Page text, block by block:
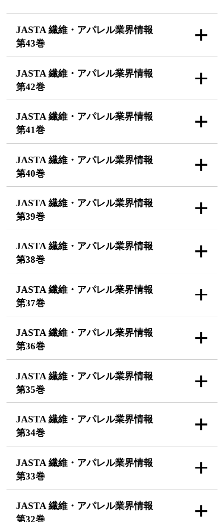
JASTA 繊維・アパレル業界情報
第43巻
JASTA 繊維・アパレル業界情報
第42巻
JASTA 繊維・アパレル業界情報
第41巻
JASTA 繊維・アパレル業界情報
第40巻
JASTA 繊維・アパレル業界情報
第39巻
JASTA 繊維・アパレル業界情報
第38巻
JASTA 繊維・アパレル業界情報
第37巻
JASTA 繊維・アパレル業界情報
第36巻
JASTA 繊維・アパレル業界情報
第35巻
JASTA 繊維・アパレル業界情報
第34巻
JASTA 繊維・アパレル業界情報
第33巻
JASTA 繊維・アパレル業界情報
第32巻